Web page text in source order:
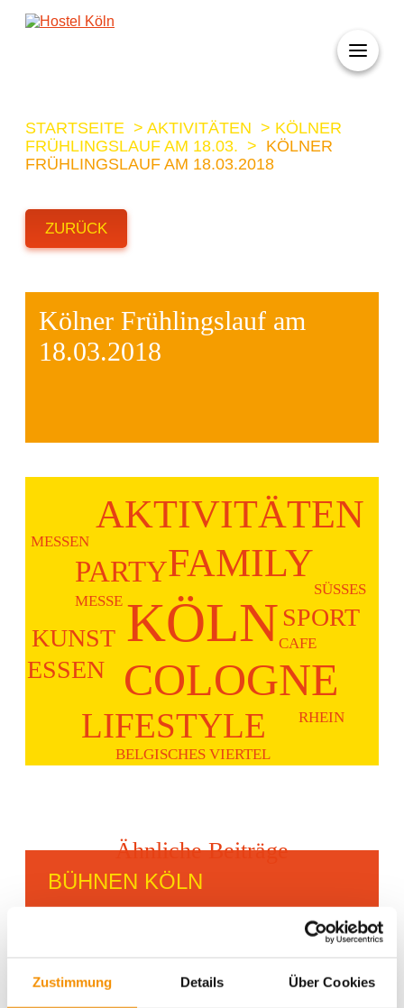
Zustimmung Details Über Cookies
STARTSEITE > AKTIVITÄTEN > KÖLNER
FRÜHLINGSLAUF AM 18.03. > KÖLNER
FRÜHLINGSLAUF AM 18.03.2018
ZURÜCK
Kölner Frühlingslauf am
18.03.2018
KÖLN
COLOGNE
FAMILY
AKTIVITÄTEN
LIFESTYLE
PARTY
SPORT
KUNST
ESSEN
CAFE
MESSE
RHEIN
BELGISCHES VIERTEL
SÜSSES
MESSEN
Ähnliche Beiträge
BÜHNEN KÖLN
SANTAS
WEIHNACHTSMARKT IN